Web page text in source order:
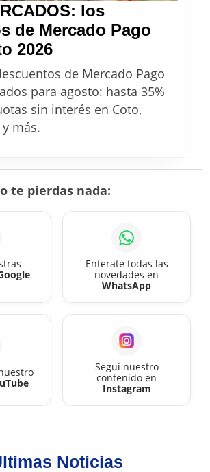
los
de Mercado Pago
2026SUPERMERCADOS:
los
descuentos
de
agosto
de Mercado Pago
para agosto: hasta 35%
sin interés en Coto,
más.
te pierdas nada:
Enterate todas las
novedades en
WhatsApp
Segui nuestro
contenido en
Instagram
Noticias